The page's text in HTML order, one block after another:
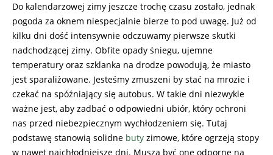
04
Do kalendarzowej zimy jeszcze trochę czasu zostało, jednak
pogoda za oknem niespecjalnie bierze to pod uwagę. Już od
kilku dni dość intensywnie odczuwamy pierwsze skutki
nadchodzącej zimy. Obfite opady śniegu, ujemne
temperatury oraz szklanka na drodze powodują, że miasto
jest sparaliżowane. Jesteśmy zmuszeni by stać na mrozie i
czekać na spóźniający się autobus. W takie dni niezwykle
ważne jest, aby zadbać o odpowiedni ubiór, który ochroni
nas przed niebezpiecznym wychłodzeniem się. Tutaj
podstawę stanowią solidne buty zimowe, które ogrzeją stopy
w nawet najchłodniejsze dni. Muszą być one odporne na